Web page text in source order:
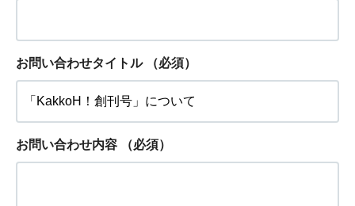
お問い合わせタイトル （必須）
お問い合わせ内容 （必須）